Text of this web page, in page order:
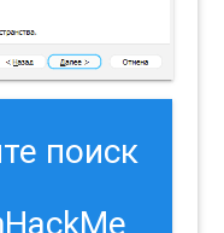
поиск